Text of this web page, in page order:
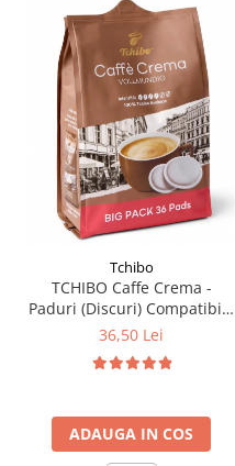
Tchibo
TCHIBO Caffe Crema -
Paduri (Discuri) Compatibile
Senseo 62mm - Monodoze
36,50 Lei
ADAUGA IN COS